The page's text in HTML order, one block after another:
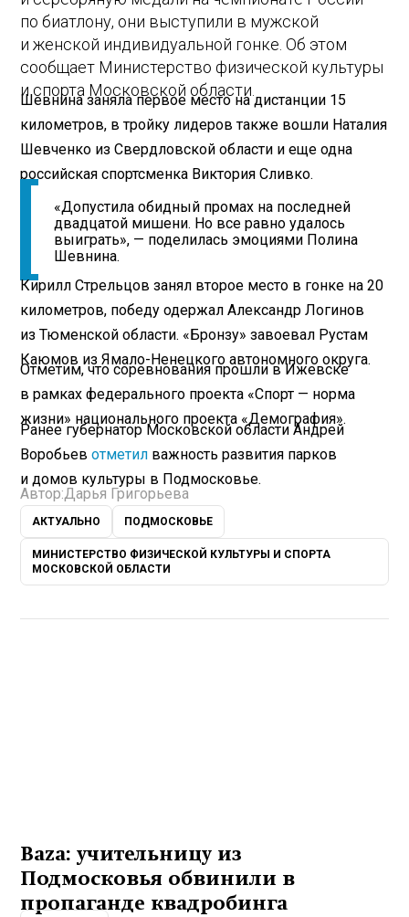
по биатлону, они выступили в мужской
и женской индивидуальной гонке. Об этом
сообщает Министерство физической культуры
и спорта Московской области.
Шевнина заняла первое место на дистанции 15
километров, в тройку лидеров также вошли Наталия
Шевченко из Свердловской области и еще одна
российская спортсменка Виктория Сливко.
​«Допустила обидный промах на последней
двадцатой мишени. Но все равно удалось
выиграть», — поделилась эмоциями Полина
Шевнина.
Кирилл Стрельцов занял второе место в гонке на 20
километров, победу одержал Александр Логинов
из Тюменской области. «Бронзу» завоевал Рустам
Каюмов из Ямало-Ненецкого автономного округа.
Отметим, что соревнования прошли в Ижевске
в рамках федерального проекта «Спорт — норма
жизни» национального проекта «Демография».
Ранее губернатор Московской области Андрей
Воробьевотметил важность развития парков
и домов культуры в Подмосковье.
Автор:Дарья Григорьева
АКТУАЛЬНО ПОДМОСКОВЬЕ
МИНИСТЕРСТВО ФИЗИЧЕСКОЙ КУЛЬТУРЫ И СПОРТА
МОСКОВСКОЙ ОБЛАСТИ
Baza: учительницу из
Подмосковья обвинили в
пропаганде квадробинга